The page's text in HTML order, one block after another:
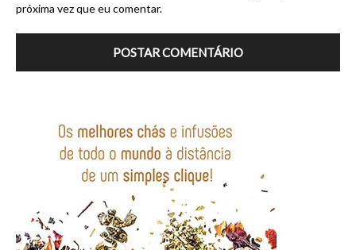
próxima vez que eu comentar.